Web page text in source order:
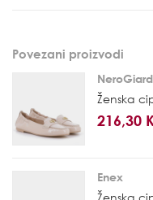
Povezani proizvodi
Ženska
216,30
Enex